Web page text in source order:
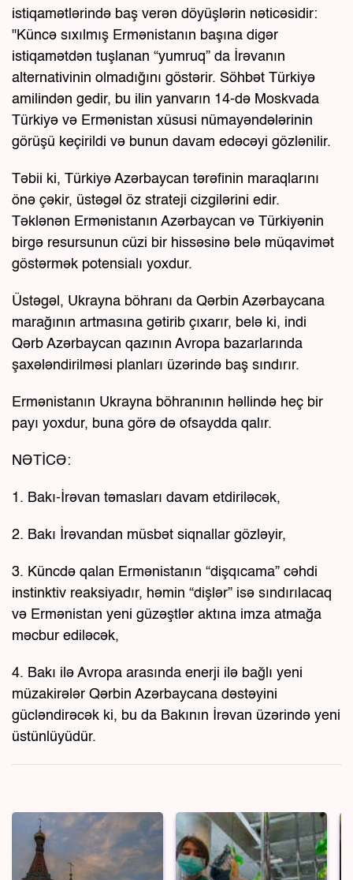
istiqamətlərində baş verən döyüşlərin nəticəsidir:
"Küncə sıxılmış Ermənistanın başına digər
istiqamətdən tuşlanan “yumruq” da İrəvanın
alternativinin olmadığını göstərir. Söhbət Türkiyə
amilindən gedir, bu ilin yanvarın 14-də Moskvada
Türkiyə və Ermənistan xüsusi nümayəndələrinin
görüşü keçirildi və bunun davam edəcəyi gözlənilir.
Təbii ki, Türkiyə Azərbaycan tərəfinin maraqlarını
önə çəkir, üstəgəl öz strateji cizgilərini edir.
Təklənən Ermənistanın Azərbaycan və Türkiyənin
birgə resursunun cüzi bir hissəsinə belə müqavimət
göstərmək potensialı yoxdur.
Üstəgəl, Ukrayna böhranı da Qərbin Azərbaycana
marağının artmasına gətirib çıxarır, belə ki, indi
Qərb Azərbaycan qazının Avropa bazarlarında
şaxələndirilməsi planları üzərində baş sındırır.
Ermənistanın Ukrayna böhranının həllində heç bir
payı yoxdur, buna görə də ofsaydda qalır.
NƏTİCƏ:
1. Bakı-İrəvan təmasları davam etdiriləcək,
2. Bakı İrəvandan müsbət siqnallar gözləyir,
3. Küncdə qalan Ermənistanın “dişqıcama” cəhdi
instinktiv reaksiyadır, həmin “dişlər” isə sındırılacaq
və Ermənistan yeni güzəştlər aktına imza atmağa
məcbur ediləcək,
4. Bakı ilə Avropa arasında enerji ilə bağlı yeni
müzakirələr Qərbin Azərbaycana dəstəyini
gücləndirəcək ki, bu da Bakının İrəvan üzərində yeni
üstünlüyüdür.